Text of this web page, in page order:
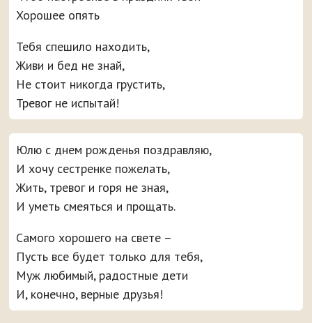
Хорошее опять
Тебя спешило находить,
Живи и бед не знай,
Не стоит никогда грустить,
Тревог не испытай!
Юлю с днем рожденья поздравляю,
И хочу сестренке пожелать,
Жить, тревог и горя не зная,
И уметь смеяться и прощать.
Самого хорошего на свете –
Пусть все будет только для тебя,
Муж любимый, радостные дети
И, конечно, верные друзья!